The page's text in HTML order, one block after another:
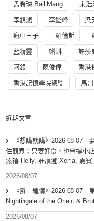
孟希璘 Ball Mang 宋浩
李錦鴻 李鑑峰 梁
瘋中三子 羅倫斯
藍精靈 蝌蚪 許莎
阿銀 陳俊偉 香港
香港記憶學院總監 馬
近期文章
《想講就講》2026-08-07
住觀眾；只要好食，也會撐小
溱禧 Heily, 莊韻澄 Xenia, 嘉賓
2026/08/07
《爵士鍾情》2026-08-
Nightingale of the Orient &
2026/08/07